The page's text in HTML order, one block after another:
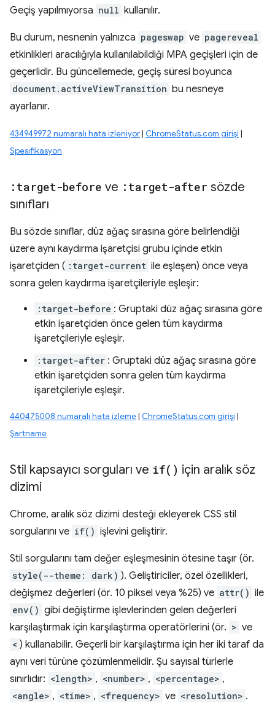
Geçiş yapılmıyorsa null kullanılır.
Bu durum, nesnenin yalnızca pageswap ve pagereveal
etkinlikleri aracılığıyla kullanılabildiği MPA geçişleri için de
geçerlidir. Bu güncellemede, geçiş süresi boyunca
document.activeViewTransition bu nesneye
ayarlanır.
434949972 numaralı hata izleniyor| ChromeStatus.com girişi |
Spesifikasyon
:target-before ve :target-after sözde
sınıfları
Bu sözde sınıflar, düz ağaç sırasına göre belirlendiği
üzere aynı kaydırma işaretçisi grubu içinde etkin
işaretçiden ( :target-current ile eşleşen) önce veya
sonra gelen kaydırma işaretçileriyle eşleşir:
:target-before : Gruptaki düz ağaç sırasına göre
etkin işaretçiden önce gelen tüm kaydırma
işaretçileriyle eşleşir.
:target-after : Gruptaki düz ağaç sırasına göre
etkin işaretçiden sonra gelen tüm kaydırma
işaretçileriyle eşleşir.
440475008 numaralı hata izleme| ChromeStatus.com girişi |
Şartname
Stil kapsayıcı sorguları ve if( ) için aralık söz
dizimi
Chrome, aralık söz dizimi desteği ekleyerek CSS stil
sorgularını ve if() işlevini geliştirir.
Stil sorgularını tam değer eşleşmesinin ötesine taşır (ör.
style(--theme: dark) ). Geliştiriciler, özel özellikleri,
değişmez değerleri (ör. 10 piksel veya %25) ve attr() ile
env() gibi değiştirme işlevlerinden gelen değerleri
karşılaştırmak için karşılaştırma operatörlerini (ör. > ve
< ) kullanabilir. Geçerli bir karşılaştırma için her iki taraf da
aynı veri türüne çözümlenmelidir. Şu sayısal türlerle
sınırlıdır: <length> , <number> , <percentage> ,
<angle> , <time> , <frequency> ve <resolution> .